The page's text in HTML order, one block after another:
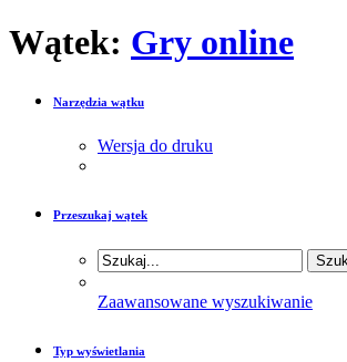
Wątek: Gry online
Narzędzia wątku
Wersja do druku
Przeszukaj wątek
Zaawansowane wyszukiwanie
Typ wyświetlania